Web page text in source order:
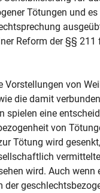
Tötungen und
Reform der §§ 211
Vorstellungen von
die damit
spielen eine
von
Tötung wird
wird. Auch wenn
der